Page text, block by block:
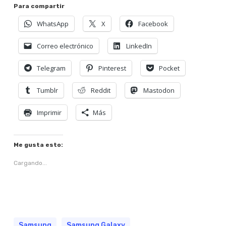
Para compartir
WhatsApp X Facebook
Correo electrónico LinkedIn
Telegram Pinterest Pocket
Tumblr Reddit Mastodon
Imprimir Más
Me gusta esto:
Cargando...